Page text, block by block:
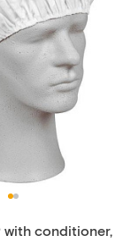
with conditioner,